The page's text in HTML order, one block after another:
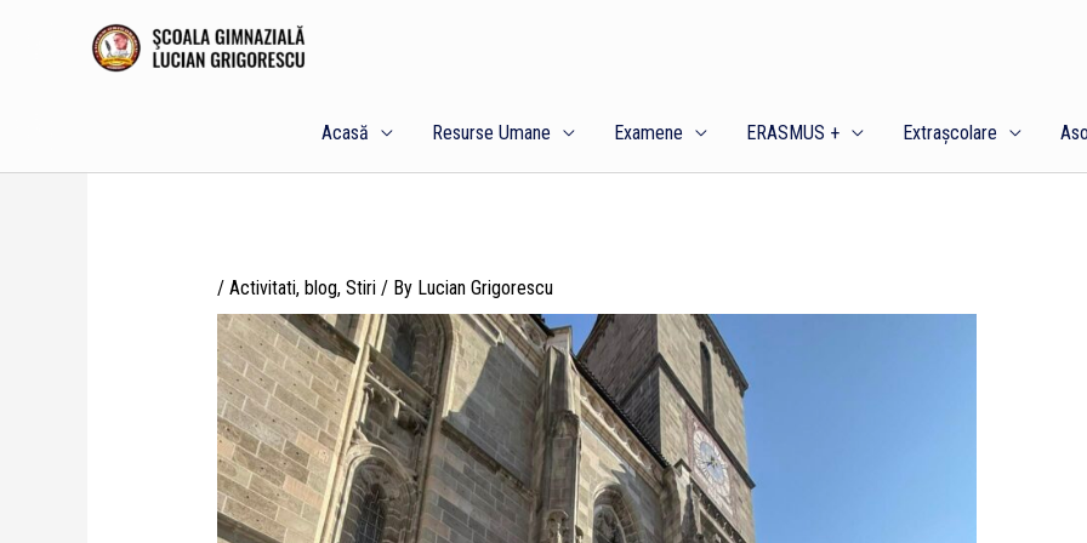
Acasă Resurse Umane Examene ERASMUS + Extrașcolare
/ Activitati, blog, Stiri/ By Lucian Grigorescu